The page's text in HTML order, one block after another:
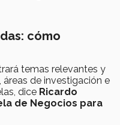
cómo
temas relevantes y
de investigación e
dice Ricardo
de Negocios para